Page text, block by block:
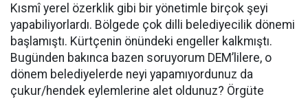
Kısmî yerel özerklik gibi bir yönetimle birçok şeyi
yapabiliyorlardı. Bölgede çok dilli belediyecilik dönemi
başlamıştı. Kürtçenin önündeki engeller kalkmıştı.
Bugünden bakınca bazen soruyorum DEM’lilere, o
dönem belediyelerde neyi yapamıyordunuz da
çukur/hendek eylemlerine alet oldunuz? Örgüte